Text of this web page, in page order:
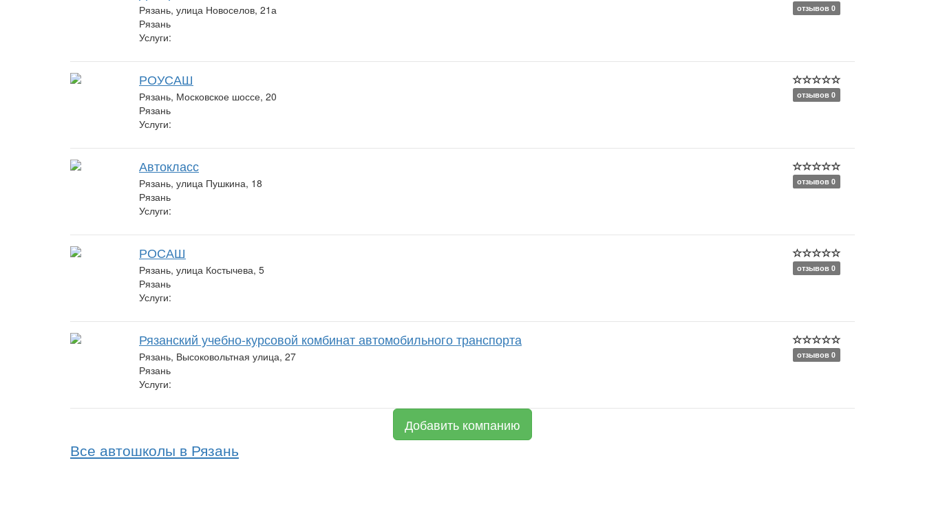
Рязань, улица Новоселов, 21а
Рязань
Услуги:
отзывов 0
РОУСАШ
Рязань, Московское шоссе, 20
Рязань
Услуги:
отзывов 0
Автокласс
Рязань, улица Пушкина, 18
Рязань
Услуги:
отзывов 0
РОСАШ
Рязань, улица Костычева, 5
Рязань
Услуги:
отзывов 0
Рязанский учебно-курсовой комбинат автомобильного транспорта
Рязань, Высоковольтная улица, 27
Рязань
Услуги:
отзывов 0
Добавить компанию
Все автошколы в Рязань